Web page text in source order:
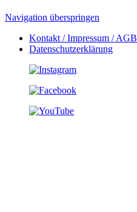
Navigation überspringen
Kontakt / Impressum / AGB
Datenschutzerklärung